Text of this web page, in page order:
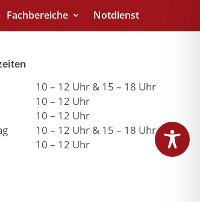
Fachbereiche Notdienst
10 – 12 Uhr & 15 – 18 Uhr
10 – 12 Uhr
10 – 12 Uhr
10 – 12 Uhr & 15 – 18 Uhr
10 – 12 Uhr